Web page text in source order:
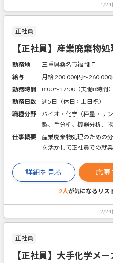
1/24
正社員
【正社員】産業廃棄物
勤務地
三重県桑名市福岡町
給与
月給 200,000円〜260,000
勤務時間
8:00～17:00（実働8時間）
勤務日数
週5日（休日：土日祝）
職種分野
バイオ・化学（秤量・サ
製、手分析、機器分析、
仕事概要
産業廃棄物処理のための
を活かして正社員での就業
詳細を見る 応募
2人が気になるリス
2/24
正社員
【正社員】大手化学メ